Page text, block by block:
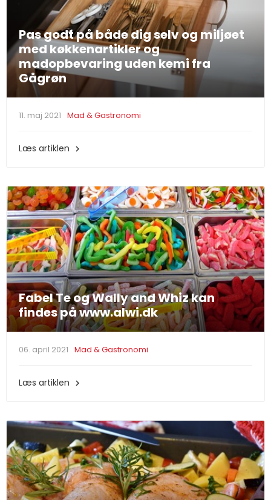
Pas godt på både dig selv og miljøet
med køkkenartikler og
madopbevaring uden kemi fra
Gågrøn
11. maj 2021 Mad & Gastronomi
Læs artiklen 
Fabel Te og Wally and Whiz kan
findes på www.alwi.dk
06. april 2021 Mad & Gastronomi
Læs artiklen 